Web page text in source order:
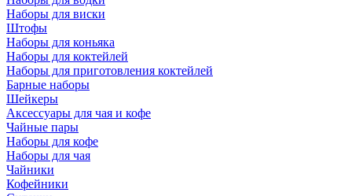
Наборы для виски
Штофы
Наборы для коньяка
Наборы для коктейлей
Наборы для приготовления коктейлей
Барные наборы
Шейкеры
Аксессуары для чая и кофе
Чайные пары
Наборы для кофе
Наборы для чая
Чайники
Кофейники